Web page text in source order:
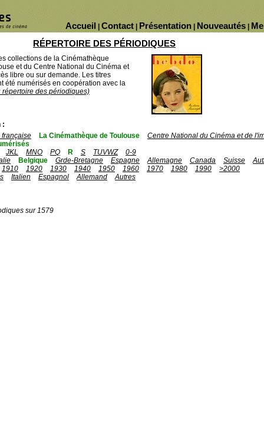
Nouveautés
Présentation
Contact
Accueil
RÉPERTOIRE DES PÉRIODIQUES
collections de la Cinémathèque
et du Centre National du Cinéma et
libre ou sur demande. Les titres
été numérisés en coopération avec la
des périodiques)
:
La Cinémathèque de Toulouse
Centre National du Cinéma et de
JKL
MNO PQ R S TUVWZ
0-9
Belgique Grde-Bretagne Espagne Allemagne Canada Suisse
1910
1920 1930 1940 1950 1960 1970 1980 1990
>2000
Italien Espagnol Allemand Autres
sur 1579